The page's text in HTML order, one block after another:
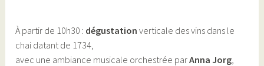
À partir de 10h30 : dégustationverticale des vins dans le
chai datant de 1734,
avec une ambiance musicale orchestrée parAnna Jorg